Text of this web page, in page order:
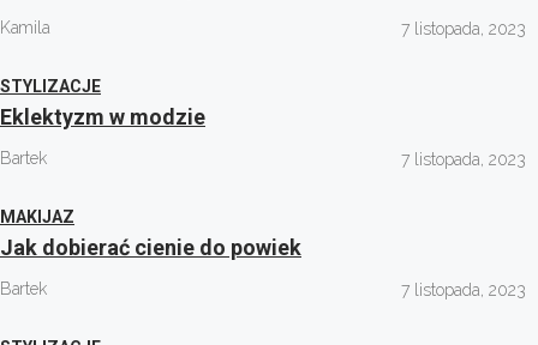
Kamila 7 listopada, 2023
STYLIZACJE
Eklektyzm w modzie
Bartek 7 listopada, 2023
MAKIJAZ
Jak dobierać cienie do powiek
Bartek 7 listopada, 2023